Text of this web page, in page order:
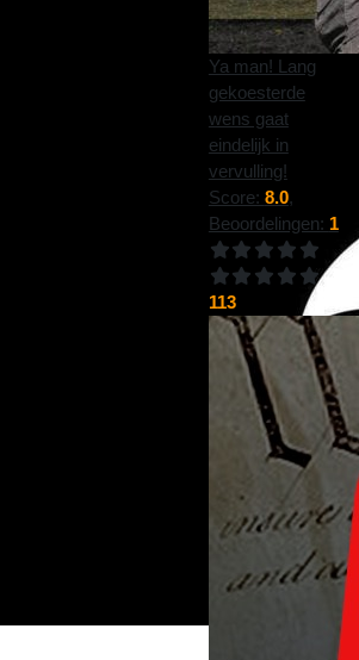
Ya man! Lang
gekoesterde
wens gaat
eindelijk in
vervulling!
Score: 8.0,
Beoordelingen: 1
113